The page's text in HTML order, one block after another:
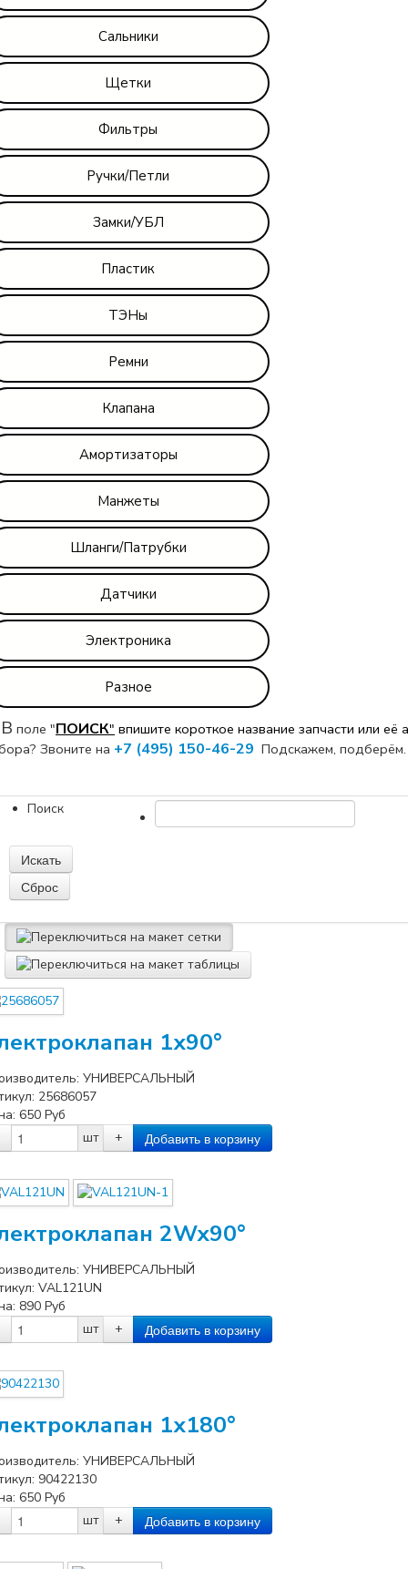
Сальники
Щетки
Фильтры
Ручки/Петли
Замки/УБЛ
Пластик
ТЭНы
Ремни
Клапана
Амортизаторы
Манжеты
Шланги/Патрубки
Датчики
Электроника
Разное
В поле "ПОИСК" впишите короткое название запчасти или её
Звоните на +7 (495) 150-46-29 Подскажем,
Поиск
1x90°
УНИВЕРСАЛЬНЫЙ
25686057
650 Руб
шт
+
2Wx90°
УНИВЕРСАЛЬНЫЙ
VAL121UN
890 Руб
шт
+
1x180°
УНИВЕРСАЛЬНЫЙ
90422130
650 Руб
шт
+